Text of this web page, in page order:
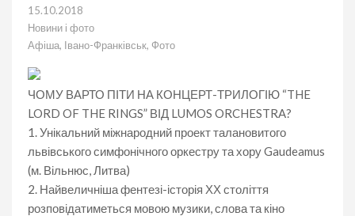
15.10.2018
Новини і фото
Афіша, Івано-Франківськ, Фото
ЧОМУ ВАРТО ПІТИ НА КОНЦЕРТ-ТРИЛОГІЮ “THE
LORD OF THE RINGS” ВІД LUMOS ORCHESTRA?
1. Унікальний міжнародний проект талановитого
львівського симфонічного оркестру та хору Gaudeamus
(м. Вільнюс, Литва)
2. Найвеличніша фентезі-історія ХХ століття
розповідатиметься мовою музики, слова та кіно